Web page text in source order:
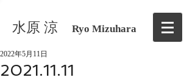
水原 涼 Ryo Mizuhara
2021.11.11
2022年5月11日